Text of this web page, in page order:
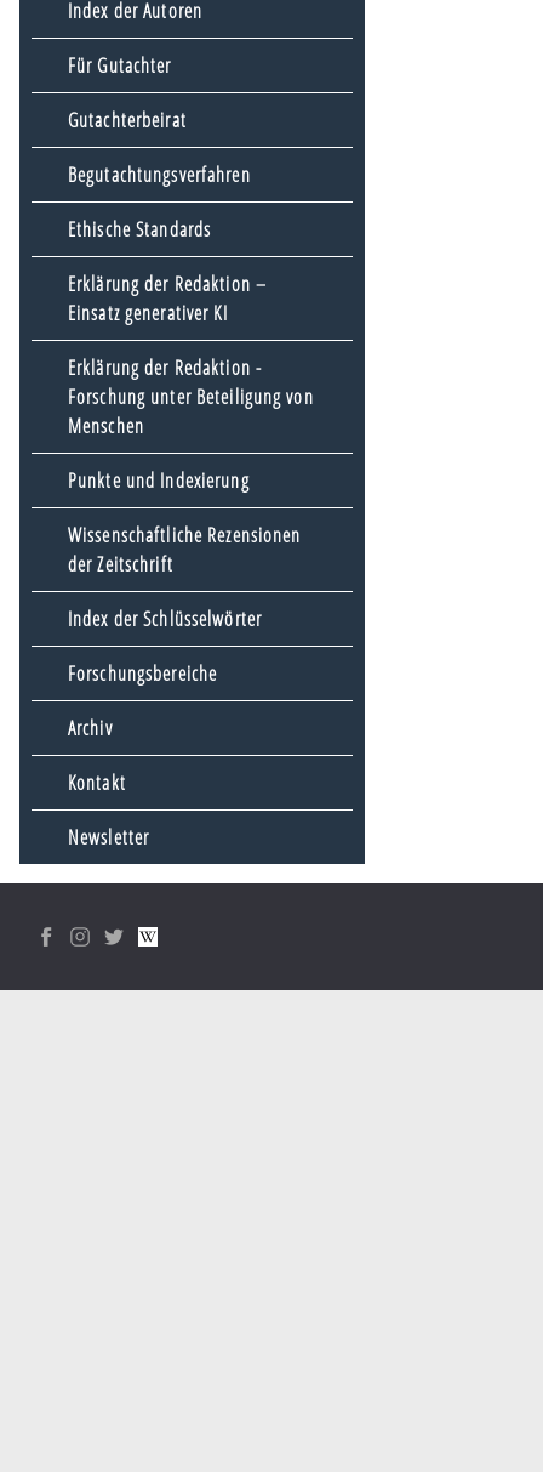
Index der Autoren
Für Gutachter
Gutachterbeirat
Begutachtungsverfahren
Ethische Standards
Erklärung der Redaktion –
Einsatz generativer KI
Erklärung der Redaktion -
Forschung unter Beteiligung von
Menschen
Punkte und Indexierung
Wissenschaftliche Rezensionen
der Zeitschrift
Index der Schlüsselwörter
Forschungsbereiche
Archiv
Kontakt
Newsletter